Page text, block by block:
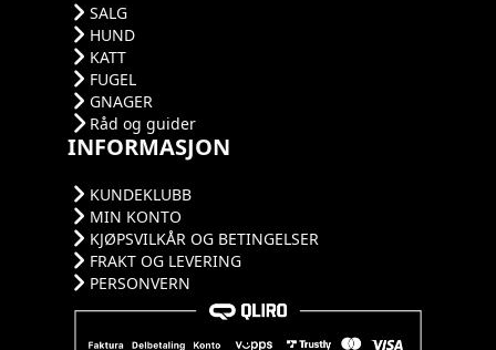
SALG
HUND
KATT
FUGEL
GNAGER
Råd og guider
INFORMASJON
KUNDEKLUBB
MIN KONTO
KJØPSVILKÅR OG BETINGELSER
FRAKT OG LEVERING
PERSONVERN